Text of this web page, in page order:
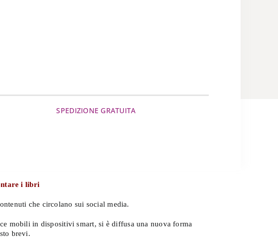
SPEDIZIONE GRATUITA
i libri
che circolano sui social media.
mobili in dispositivi smart, si è diffusa una nuova forma
brevi.